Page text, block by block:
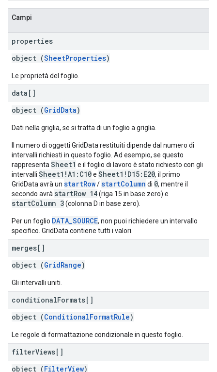
Campi
properties
object (SheetProperties)
Le proprietà del foglio.
data[]
object (GridData)
Dati nella griglia, se si tratta di un foglio a griglia.
Il numero di oggetti GridData restituiti dipende dal numero di
intervalli richiesti in questo foglio. Ad esempio, se questo
rappresenta Sheet1 e il foglio di lavoro è stato richiesto con gli
intervalli Sheet1!A1:C10e Sheet1!D15:E20, il primo
GridData avrà un startRow/startColumn di 0, mentre il
secondo avrà startRow 14(riga 15 in base zero) e
startColumn 3(colonna D in base zero).
Per un foglio DATA_SOURCE, non puoi richiedere un intervallo
specifico. GridData contiene tutti i valori.
merges[]
object (GridRange)
Gli intervalli uniti.
conditionalFormats[]
object (ConditionalFormatRule)
Le regole di formattazione condizionale in questo foglio.
filterViews[]
object (FilterView)